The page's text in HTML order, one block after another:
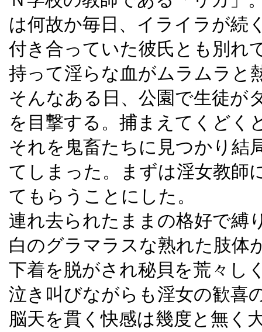
は何故か毎日、イライラが続
付き合っていた彼氏とも別れ
持って淫らな血がムラムラと
そんなある日、公園で生徒が
を目撃する。捕まえてくどく
それを鬼畜たちに見つかり結
てしまった。まずは淫女教師
てもらうことにした。
連れ去られたままの格好で縛
白のグラマラスな熟れた肢体
下着を脱がされ秘貝を荒々し
泣き叫びながらも淫女の歓喜
脳天を貫く快感は幾度と無く